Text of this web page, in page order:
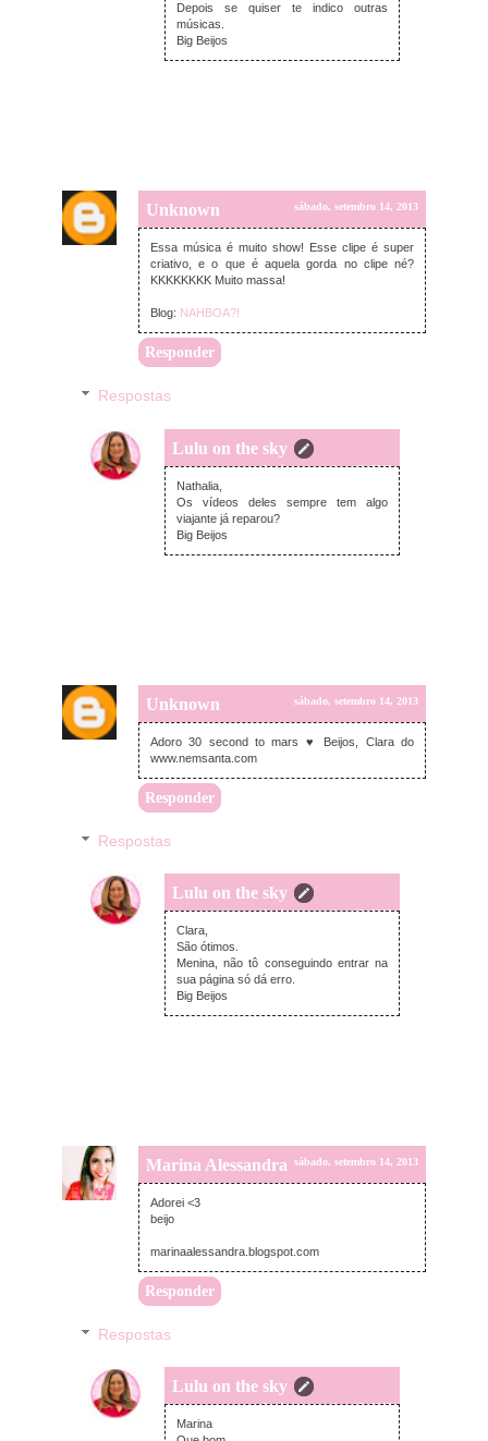
Depois se quiser te indico outras
músicas.
Big Beijos
Unknown sábado, setembro 14, 2013
Essa música é muito show! Esse clipe é super
criativo, e o que é aquela gorda no clipe né?
KKKKKKKK Muito massa!
Blog: NAHBOA?!
Responder
Respostas
Lulu on the sky
domingo, setembro 15, 2013
Nathalia,
Os vídeos deles sempre tem algo
viajante já reparou?
Big Beijos
Unknown sábado, setembro 14, 2013
Adoro 30 second to mars ♥ Beijos, Clara do
www.nemsanta.com
Responder
Respostas
Lulu on the sky
domingo, setembro 15, 2013
Clara,
São ótimos.
Menina, não tô conseguindo entrar na
sua página só dá erro.
Big Beijos
Marina Alessandra sábado, setembro 14, 2013
Adorei <3
beijo
marinaalessandra.blogspot.com
Responder
Respostas
Lulu on the sky
domingo, setembro 15, 2013
Marina